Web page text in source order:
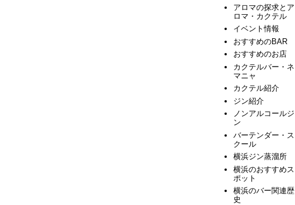
アロマの探求とア
ロマ・カクテル
イベント情報
おすすめのBAR
おすすめのお店
カクテルバー・ネ
マニャ
カクテル紹介
ジン紹介
ノンアルコールジ
ン
バーテンダー・ス
クール
横浜ジン蒸溜所
横浜のおすすめス
ポット
横浜のバー関連歴
史